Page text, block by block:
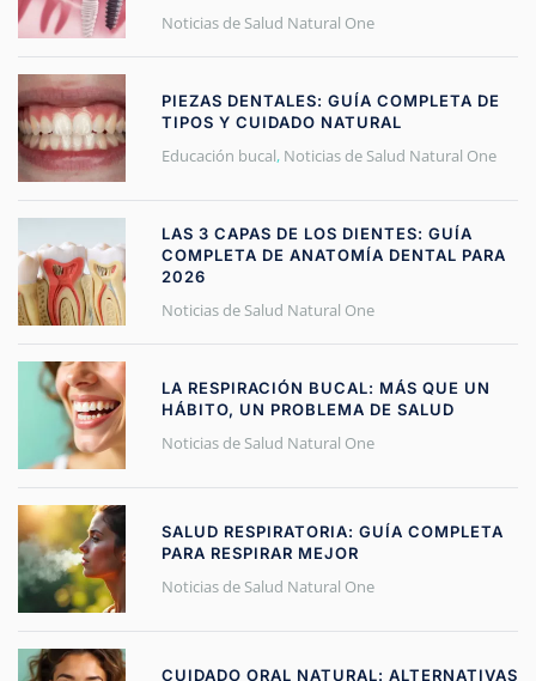
Noticias de Salud Natural One
PIEZAS DENTALES: GUÍA COMPLETA DE
TIPOS Y CUIDADO NATURAL
Educación bucal, Noticias de Salud Natural One
LAS 3 CAPAS DE LOS DIENTES: GUÍA
COMPLETA DE ANATOMÍA DENTAL PARA
2026
Noticias de Salud Natural One
LA RESPIRACIÓN BUCAL: MÁS QUE UN
HÁBITO, UN PROBLEMA DE SALUD
Noticias de Salud Natural One
SALUD RESPIRATORIA: GUÍA COMPLETA
PARA RESPIRAR MEJOR
Noticias de Salud Natural One
CUIDADO ORAL NATURAL: ALTERNATIVAS